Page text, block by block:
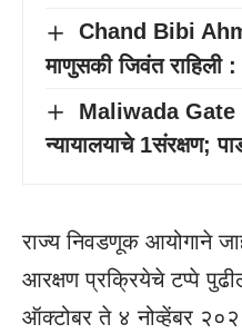
Chand Bibi
माणुसकी जिवंत
Maliwada Gate |
न्यायालयाचे 1संरक्षण;
राज्य निवडणूक आयोगाने
आरक्षण प्रक्रियेचे टप्पे
ऑक्टोबर ते ४ नोव्हेंबर